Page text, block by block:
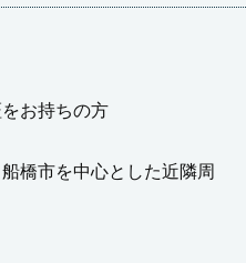
お持ちの方
橋市を中心とした近隣周